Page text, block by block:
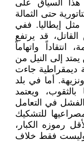
هذا السياق على
حتى الثمالة
إيطاليا. ففي
قد يرتفع
واتهاماً
إلى النيل من
ديمقراطية جاءت
أما في بلد
ويعتمد
في التعامل
للتشكيك
رموزه الكبار،
وليست فقط خلاف